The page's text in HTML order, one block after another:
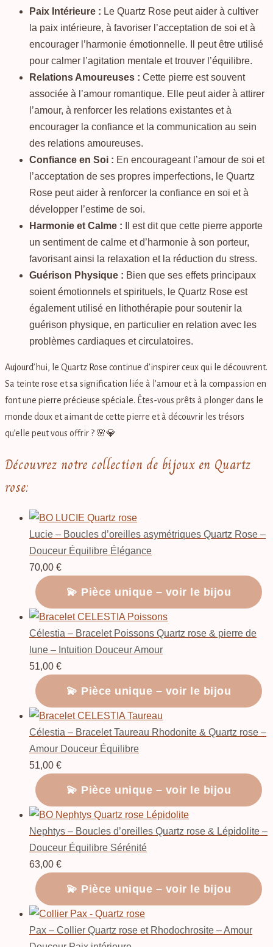
Paix Intérieure : Le Quartz Rose peut aider à cultiver
la paix intérieure, à favoriser l’acceptation de soi et à
encourager l’harmonie émotionnelle. Il peut être utilisé
pour calmer l’agitation mentale et trouver l’équilibre.
Relations Amoureuses : Cette pierre est souvent
associée à l’amour romantique. Elle peut aider à attirer
l’amour, à renforcer les relations existantes et à
encourager la confiance et la communication au sein
des relations amoureuses.
Confiance en Soi : En encourageant l’amour de soi et
l’acceptation de ses propres imperfections, le Quartz
Rose peut aider à renforcer la confiance en soi et à
développer l’estime de soi.
Harmonie et Calme : Il est dit que cette pierre apporte
un sentiment de calme et d’harmonie à son porteur,
favorisant ainsi la relaxation et la réduction du stress.
Guérison Physique : Bien que ses effets principaux
soient émotionnels et spirituels, le Quartz Rose est
également utilisé en lithothérapie pour soutenir la
guérison physique, en particulier en relation avec les
problèmes cardiaques et circulatoires.
Aujourd’hui, le Quartz Rose continue d’inspirer ceux qui le découvrent.
Sa teinte rose et sa signification liée à l’amour et à la compassion en
font une pierre précieuse spéciale. Êtes-vous prêts à plonger dans le
monde doux et aimant de cette pierre et à découvrir les trésors
qu’elle peut vous offrir ? 🌸💎
Découvrez notre collection de bijoux en Quartz
rose:
Lucie – Boucles d’oreilles asymétriques Quartz Rose –
Douceur Équilibre Élégance
70,00 €
💫 Pièce unique – voir le bijou
Célestia – Bracelet Poissons Quartz rose & pierre de
lune – Intuition Douceur Amour
51,00 €
💫 Pièce unique – voir le bijou
Célestia – Bracelet Taureau Rhodonite & Quartz rose –
Amour Douceur Équilibre
51,00 €
💫 Pièce unique – voir le bijou
Nephtys – Boucles d’oreilles Quartz rose & Lépidolite –
Douceur Équilibre Sérénité
63,00 €
💫 Pièce unique – voir le bijou
Pax – Collier Quartz rose et Rhodochrosite – Amour